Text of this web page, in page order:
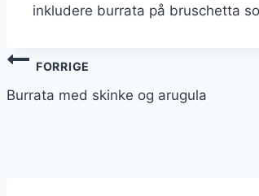
inkludere burrata på bruschetta
Indlægsnavigation
FORRIGE
Burrata med skinke og arugula